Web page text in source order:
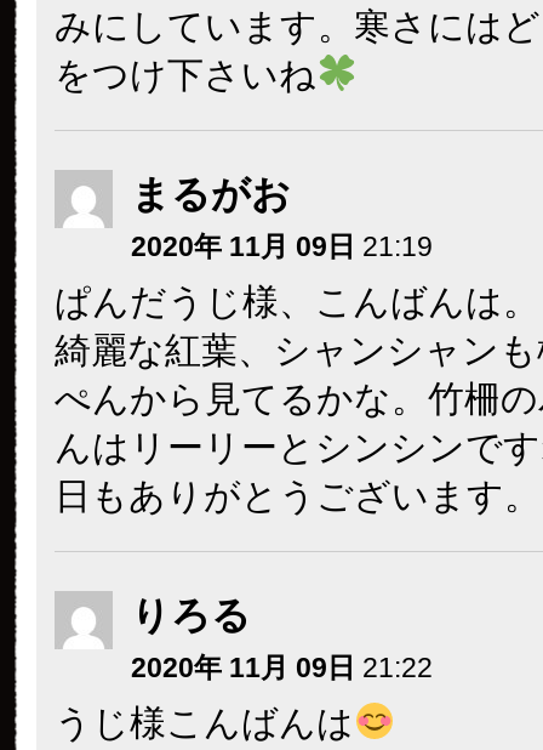
みにしています。寒さには
をつけ下さいね
まるがお
2020年 11月 09日 21:19
ぱんだうじ様、こんばんは。
綺麗な紅葉、シャンシャン
ぺんから見てるかな。竹柵
んはリーリーとシンシンで
日もありがとうございます。
りろる
2020年 11月 09日 21:22
うじ様こんばんは